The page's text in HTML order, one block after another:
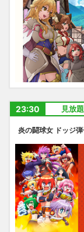
23:30 見放
炎の闘球女 ドッジ